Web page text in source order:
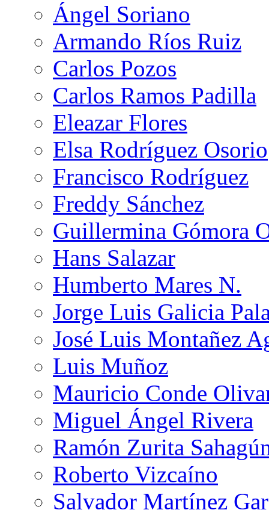
Ángel Soriano
Armando Ríos Ruiz
Carlos Pozos
Carlos Ramos Padilla
Eleazar Flores
Elsa Rodríguez Osorio
Francisco Rodríguez
Freddy Sánchez
Guillermina Gómora
Hans Salazar
Humberto Mares N.
Jorge Luis Galicia
José Luis Montañez
Luis Muñoz
Mauricio Conde
Miguel Ángel Rivera
Ramón Zurita
Roberto Vizcaíno
Salvador Martínez